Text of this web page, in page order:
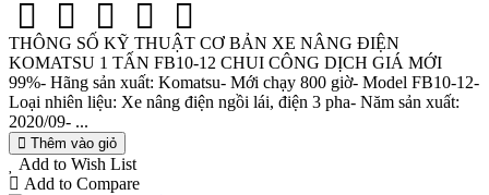
THÔNG SỐ KỸ THUẬT CƠ BẢN XE NÂNG ĐIỆN
KOMATSU 1 TẤN FB10-12 CHUI CÔNG DỊCH GIÁ MỚI
99%- Hãng sản xuất: Komatsu- Mới chạy 800 giờ- Model FB10-12-
Loại nhiên liệu: Xe nâng điện ngồi lái, điện 3 pha- Năm sản xuất:
2020/09- ...
Thêm vào giỏ
Add to Wish List
Add to Compare